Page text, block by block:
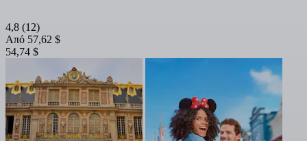
4,8 (12)
Από 57,62 $
54,74 $